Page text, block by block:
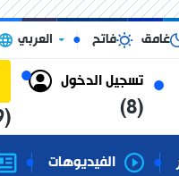
تسجيل الدخول
(8)
(9)
غامق فاتح العربي
الفيديوهات